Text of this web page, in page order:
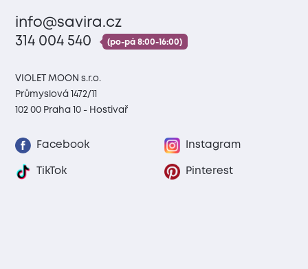
info@savira.cz
314 004 540
(po-pá 8:00-16:00)
VIOLET MOON s.r.o.
Průmyslová 1472/11
102 00 Praha 10 - Hostivař
Facebook Instagram
TikTok Pinterest